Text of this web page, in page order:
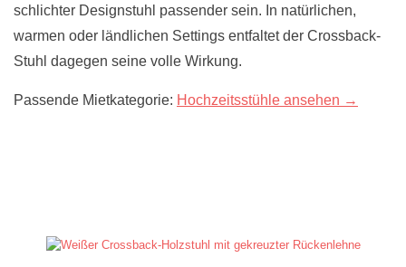
schlichter Designstuhl passender sein. In natürlichen,
warmen oder ländlichen Settings entfaltet der Crossback-
Stuhl dagegen seine volle Wirkung.
Passende Mietkategorie: Hochzeitsstühle ansehen →